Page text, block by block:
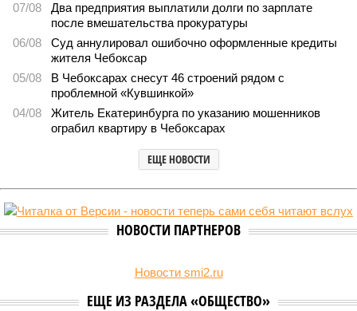
07/08
Два предприятия выплатили долги по зарплате
после вмешательства прокуратуры
06/08
Суд аннулировал ошибочно оформленные кредиты
жителя Чебоксар
05/08
В Чебоксарах снесут 46 строений рядом с
проблемной «Кувшинкой»
04/08
Житель Екатеринбурга по указанию мошенников
ограбил квартиру в Чебоксарах
ЕЩЕ НОВОСТИ
НОВОСТИ ПАРТНЕРОВ
Новости smi2.ru
ЕЩЕ ИЗ РАЗДЕЛА «ОБЩЕСТВО»